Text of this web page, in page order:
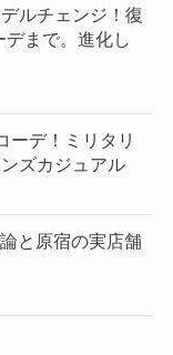
ルチェンジ！復
まで。進化し
ーデ！ミリタリ
ズカジュアル
と原宿の実店舗